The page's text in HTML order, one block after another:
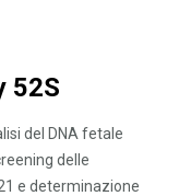
52S
del DNA fetale
delle
e determinazione